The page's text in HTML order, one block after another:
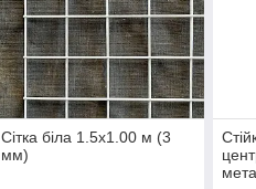
Сітка біла 1.5х1.00 м (3
мм)